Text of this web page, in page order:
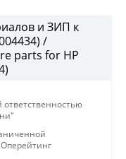
и ЗИП к
/
parts for HP